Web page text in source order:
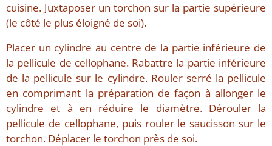
cuisine. Juxtaposer un torchon sur la partie supérieure
(le côté le plus éloigné de soi).
Placer un cylindre au centre de la partie inférieure de
la pellicule de cellophane. Rabattre la partie inférieure
de la pellicule sur le cylindre. Rouler serré la pellicule
en comprimant la préparation de façon à allonger le
cylindre et à en réduire le diamètre. Dérouler la
pellicule de cellophane, puis rouler le saucisson sur le
torchon. Déplacer le torchon près de soi.